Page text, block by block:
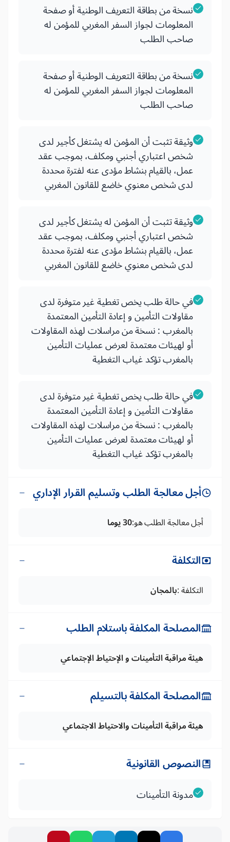
نسخة من بطاقة التعريف الوطنية أو صفحة
المعلومات لجواز السفر المغربي للمؤمن له
صاحب الطلب
نسخة من بطاقة التعريف الوطنية أو صفحة
المعلومات لجواز السفر المغربي للمؤمن له
صاحب الطلب
وثيقة تثبت أن المؤمن له يشتغل كأجير لدى
شخص اعتباري أجنبي ومكلف، بموجب عقد
عمل، بالقيام بنشاط مؤدى عنه لفترة محددة
لدى شخص معنوي خاضع للقانون المغربي
وثيقة تثبت أن المؤمن له يشتغل كأجير لدى
شخص اعتباري أجنبي ومكلف، بموجب عقد
عمل، بالقيام بنشاط مؤدى عنه لفترة محددة
لدى شخص معنوي خاضع للقانون المغربي
في حالة طلب يخص تغطية غير متوفرة لدى
مقاولات التأمين و إعادة التأمين المعتمدة
بالمغرب : نسخة من مراسلات لهذه المقاولات
أو لهيئات معتمدة لعرض عمليات التأمين
بالمغرب تؤكد غياب التغطية
في حالة طلب يخص تغطية غير متوفرة لدى
مقاولات التأمين و إعادة التأمين المعتمدة
بالمغرب : نسخة من مراسلات لهذه المقاولات
أو لهيئات معتمدة لعرض عمليات التأمين
بالمغرب تؤكد غياب التغطية
أجل معالجة الطلب وتسليم القرار الإداري
أجل معالجة الطلب هو:30 يوما
التكلفة
التكلفة :بالمجان
المصلحة المكلفة باستلام الطلب
هيئة مراقبة التأمينات و الإحتياط الإجتماعي
المصلحة المكلفة بالتسيلم
هيئة مراقبة التأمينات والاحتياط الاجتماعي
النصوص القانونية
مدونة التأمينات